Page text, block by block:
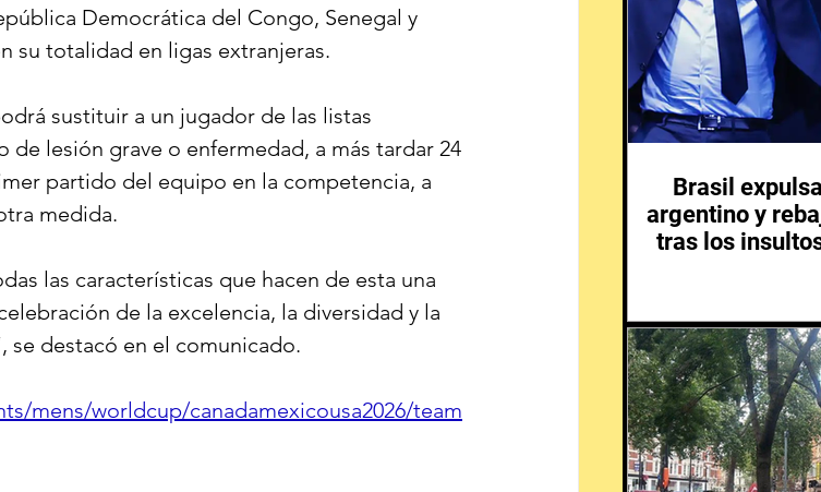
Democrática del Congo, Senegal y
su totalidad en ligas extranjeras.
sustituir a un jugador de las listas
de lesión grave o enfermedad, a más tardar 24
partido del equipo en la competencia, a
medida.
las características que hacen de esta una
de la excelencia, la diversidad y la
se destacó en el comunicado.
mens/worldcup/canadamexicousa2026/team
Brasil
argentino y
tras los